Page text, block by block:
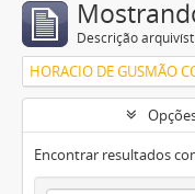
Descrição
HORACIO DE GUSMÃO
Encontrar resultados